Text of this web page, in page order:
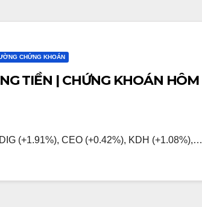
CHỨNG KHOÁN
TIỀN | CHỨNG KHOÁN HÔM
(+1.91%), CEO (+0.42%), KDH (+1.08%),…